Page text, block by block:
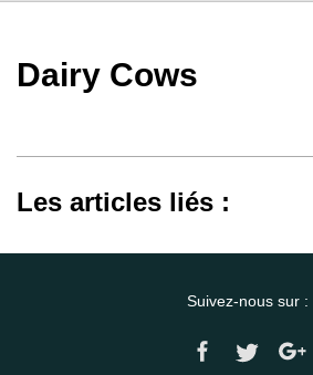
Dairy Cows
Les articles liés :
Suivez-nous sur :